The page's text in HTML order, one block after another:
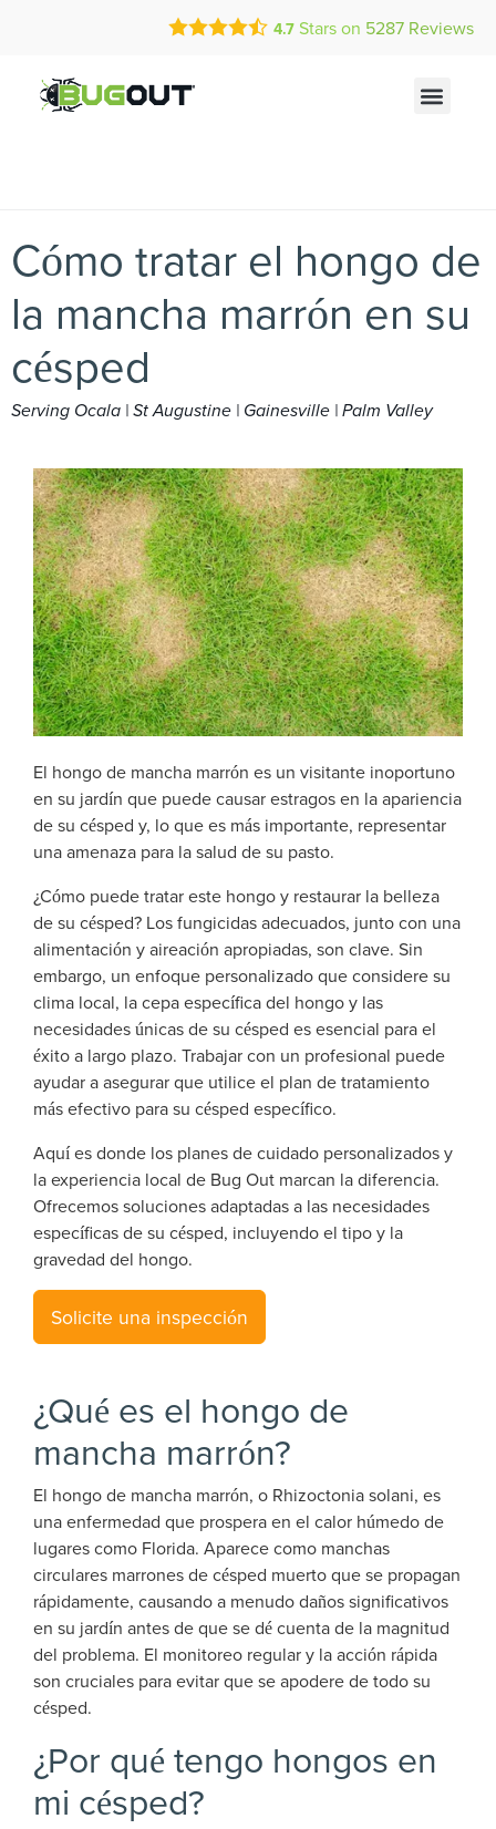
Call Today for a Free Quote! Current Customers Can Text Us!
4.7 Stars on 5287 Reviews
Cómo tratar el hongo de
la mancha marrón en su
césped
Serving Ocala | St Augustine | Gainesville | Palm Valley
El hongo de mancha marrón es un visitante inoportuno
en su jardín que puede causar estragos en la apariencia
de su césped y, lo que es más importante, representar
una amenaza para la salud de su pasto.
¿Cómo puede tratar este hongo y restaurar la belleza
de su césped? Los fungicidas adecuados, junto con una
alimentación y aireación apropiadas, son clave. Sin
embargo, un enfoque personalizado que considere su
clima local, la cepa específica del hongo y las
necesidades únicas de su césped es esencial para el
éxito a largo plazo. Trabajar con un profesional puede
ayudar a asegurar que utilice el plan de tratamiento
más efectivo para su césped específico.
Aquí es donde los planes de cuidado personalizados y
la experiencia local de Bug Out marcan la diferencia.
Ofrecemos soluciones adaptadas a las necesidades
específicas de su césped, incluyendo el tipo y la
gravedad del hongo.
Solicite una inspección
¿Qué es el hongo de
mancha marrón?
El hongo de mancha marrón, o Rhizoctonia solani, es
una enfermedad que prospera en el calor húmedo de
lugares como Florida. Aparece como manchas
circulares marrones de césped muerto que se propagan
rápidamente, causando a menudo daños significativos
en su jardín antes de que se dé cuenta de la magnitud
del problema. El monitoreo regular y la acción rápida
son cruciales para evitar que se apodere de todo su
césped.
¿Por qué tengo hongos en
mi césped?